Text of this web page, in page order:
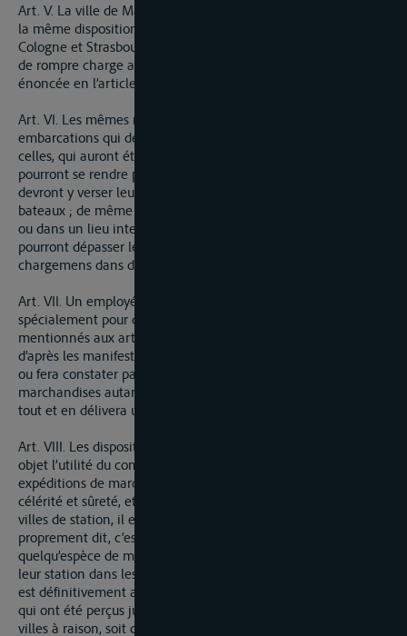
Art. V. La ville de Mayence continuera également en vertu de
la même disposition, d’être la station de la navigation entre
Cologne et Strasbourg, et les barques et bateaux seront tenus
de rompre charge au port de cette ville de la manière
énoncée en l’article précédent.
Art. VI. Les mêmes règles seront observées pour les
embarcations qui descendront le Rhin. En conséquence toutes
celles, qui auront été chargées au dessus de Mayence, ne
pourront se rendre plus loin que le port de cette ville et
devront y verser leur chargement dans d’autres barques ou
bateaux ; de même celles, qui auront été chargées à Mayence
ou dans un lieu intermédiaire netre Mayence et Cologne, ne
pourront dépasser le port de Cologne, et elles y verseront leurs
chargemens dans d’autres barques ou bateaux.
Art. VII. Un employé de l’octroi de navigation commis
spécialement pour cet effet, assistera aux versements
mentionnés aux articles IV, V et VI. Il vérifiera les chargemens
d’après les manifestes dont il sera parlé ci-après ; il constatera
ou fera constater par des peseurs publics, le poid des diverses
marchandises autant que besoin sera ; il tiendra registre du
tout et en délivera un extrait au batelier pour sa décharge.
Art. VIII. Les dispositions des articles précédens n’ayant pour
objet l’utilité du commerce auquel il importe que les
expéditions de marchandises se faasent avec régularité,
célérité et sûreté, et nullement de le rendre tributaire des
villes de station, il est convenu : Imo, que le droit d’étape
proprement dit, c’est-à-dire, la mise en vente forcée, de
quelqu’espèce de marchandises ou denrées que ce soit, lors de
leur station dans les port des villes de Mayence et de Cologne
est définitivement aboli et supprimé ; Iido, que tous les droits
qui ont été perçus jusqu’à présent dans les ports des dites
villes à raison, soit de l’étape dont il vient d’être parlé, soit de